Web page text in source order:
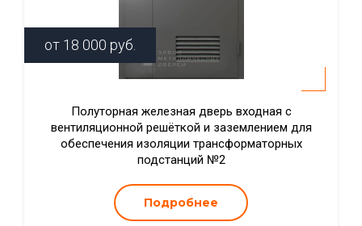
от 18 000 руб.
Полуторная железная дверь входная с
вентиляционной решёткой и заземлением для
обеспечения изоляции трансформаторных
подстанций №2
Подробнее